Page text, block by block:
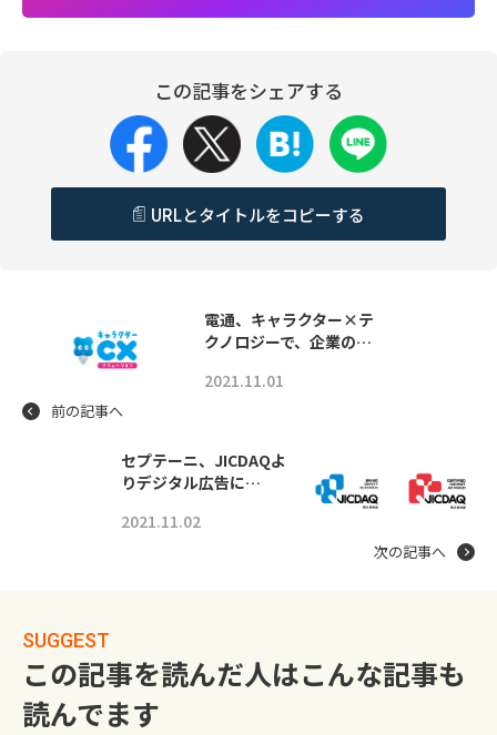
この記事をシェアする
URLとタイトルをコピーする
電通、キャラクター×テ
クノロジーで、企業の…
2021.11.01
前の記事へ
セプテーニ、JICDAQよ
りデジタル広告に…
2021.11.02
次の記事へ
SUGGEST
この記事を読んだ人はこんな記事も
読んでます